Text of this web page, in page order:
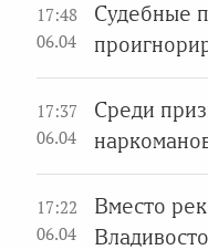
17:48
06.04
Судебные
17:37
06.04
Среди
17:22
06.04
Вместо